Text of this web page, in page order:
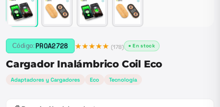
Código: PROA2728 ★★★★★ (178) ● En stock
Cargador Inalámbrico Coil Eco
Adaptadores y Cargadores Eco Tecnología